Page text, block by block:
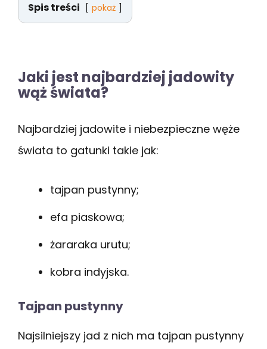
Spis treści pokaż
Jaki jest najbardziej jadowity
wąż świata?
Najbardziej jadowite i niebezpieczne węże
świata to gatunki takie jak:
tajpan pustynny;
efa piaskowa;
żararaka urutu;
kobra indyjska.
Tajpan pustynny
Najsilniejszy jad z nich ma tajpan pustynny